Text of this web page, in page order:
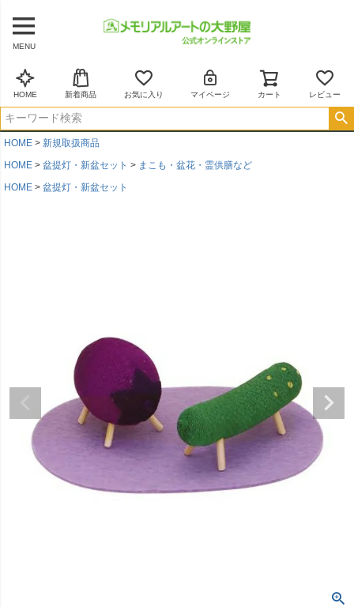
MENU
HOME 新着商品 お気に入り マイページ カート レビュー
HOME
新規取扱商品
HOME
盆提灯・新盆セット
まこも・盆花・霊供膳など
HOME
盆提灯・新盆セット